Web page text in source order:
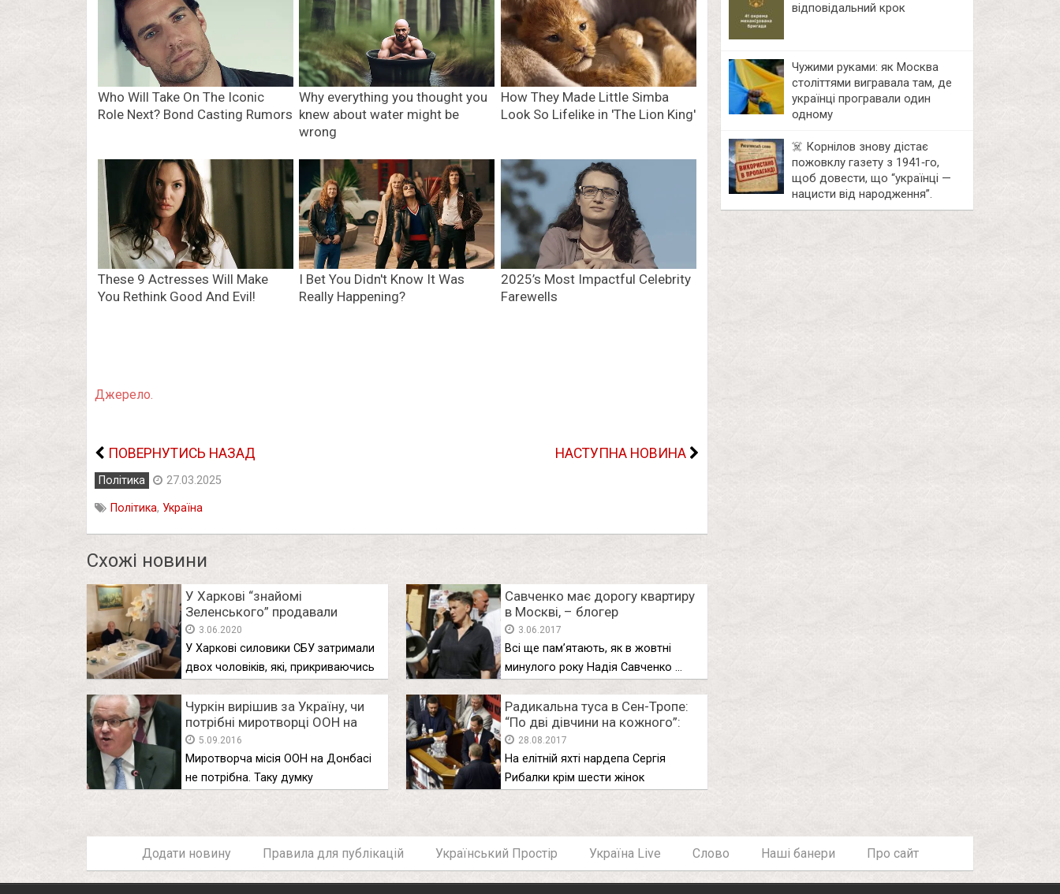
Джерело.
ПОВЕРНУТИСЬ НАЗАД НАСТУПНА НОВИНА
Політика 27.03.2025
Політика, Україна
Схожі новини
У Харкові “знайомі
Зеленського” продавали
посаду голови ОДА за мільйон:
деталі, фото і відео афери
3.06.2020
У Харкові силовики СБУ затримали
двох чоловіків, які, прикриваючись
Савченко має дорогу квартиру
в Москві, – блогер
3.06.2017
Всі ще пам’ятають, як в жовтні
минулого року Надія Савченко …
Чуркін вирішив за Україну, чи
потрібні миротворці ООН на
Донбасі
5.09.2016
Миротворча місія ООН на Донбасі
не потрібна. Таку думку
Радикальна туса в Сен-Тропе:
“По дві дівчини на кожного”:
Нові подробиці розпусного
відпочинку радикалів
28.08.2017
На елітній яхті нардепа Сергія
Рибалки крім шести жінок
відповідальний крок
Чужими руками: як Москва
століттями вигравала там, де
українці програвали один
одному
☠️ Корнілов знову дістає
пожовклу газету з 1941‑го,
щоб довести, що “українці —
нацисти від народження”.
Додати новину Правила для публікацій Український Простір Україна Live Слово Наші банери Про сайт